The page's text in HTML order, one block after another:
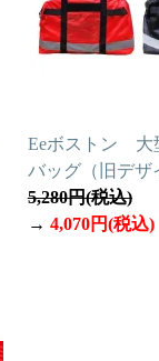
Eeボストン 大
バッグ（旧デザ
5,280円(税込)
→ 4,070円(税込)